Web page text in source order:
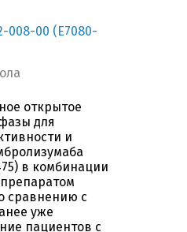
008-00 (E7080-
открытое
для
и
в комбинации
сравнению с
уже
пациентов с